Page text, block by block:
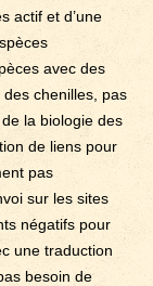
actif et d’une
avec des
chenilles, pas
la biologie des
de liens pour
pas
sur les sites
négatifs pour
une traduction
besoin de